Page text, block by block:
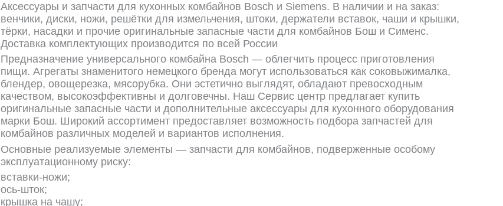
Аксессуары и запчасти для кухонных комбайнов Bosch и Siemens. В наличии и на заказ:
венчики, диски, ножи, решётки для измельчения, штоки, держатели вставок, чаши и крышки,
тёрки, насадки и прочие оригинальные запасные части для комбайнов Бош и Сименс.
Доставка комплектующих производится по всей России
Предназначение универсального комбайна Bosch — облегчить процесс приготовления
пищи. Агрегаты знаменитого немецкого бренда могут использоваться как соковыжималка,
блендер, овощерезка, мясорубка. Они эстетично выглядят, обладают превосходным
качеством, высокоэффективны и долговечны. Наш Сервис центр предлагает купить
оригинальные запасные части и дополнительные аксессуары для кухонного оборудования
марки Бош. Широкий ассортимент предоставляет возможность подбора запчастей для
комбайнов различных моделей и вариантов исполнения.
Основные реализуемые элементы — запчасти для комбайнов, подверженные особому
эксплуатационному риску:
вставки-ножи;
ось-шток;
крышка на чашу;